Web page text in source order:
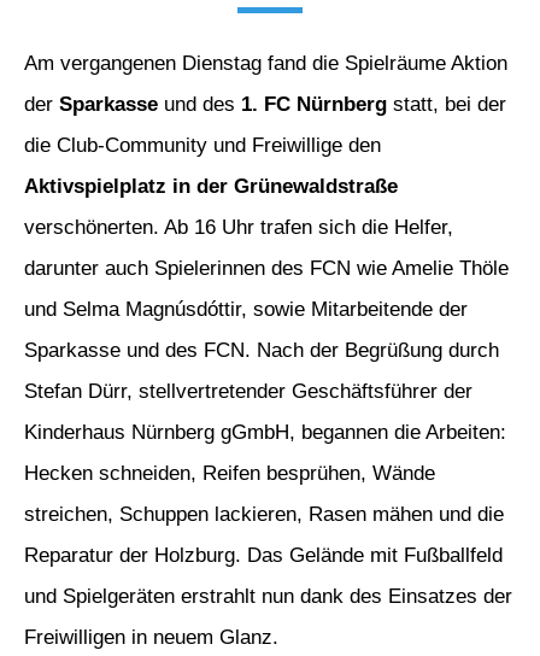
Am vergangenen Dienstag fand die Spielräume Aktion
der Sparkasse und des 1. FC Nürnberg statt, bei der
die Club-Community und Freiwillige den
Aktivspielplatz in der Grünewaldstraße
verschönerten. Ab 16 Uhr trafen sich die Helfer,
darunter auch Spielerinnen des FCN wie Amelie Thöle
und Selma Magnúsdóttir, sowie Mitarbeitende der
Sparkasse und des FCN. Nach der Begrüßung durch
Stefan Dürr, stellvertretender Geschäftsführer der
Kinderhaus Nürnberg gGmbH, begannen die Arbeiten:
Hecken schneiden, Reifen besprühen, Wände
streichen, Schuppen lackieren, Rasen mähen und die
Reparatur der Holzburg. Das Gelände mit Fußballfeld
und Spielgeräten erstrahlt nun dank des Einsatzes der
Freiwilligen in neuem Glanz.